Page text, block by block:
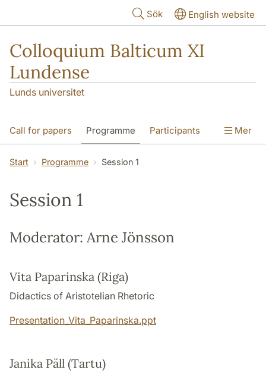
Sök English website
Colloquium Balticum XI
Lundense
Lunds universitet
Call for papers Programme Participants
Photos Organization
Mer
Start Programme Session 1
Session 1
Moderator: Arne Jönsson
Vita Paparinska (Riga)
Didactics of Aristotelian Rhetoric
Presentation_Vita_Paparinska.ppt
Janika Päll (Tartu)